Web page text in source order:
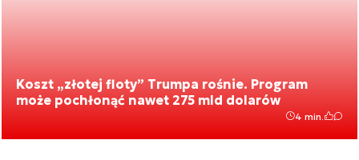
Koszt „złotej floty” Trumpa rośnie. Program
może pochłonąć nawet 275 mld dolarów
4 min.